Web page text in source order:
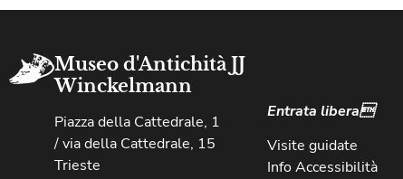
Museo d'Antichità JJ
Winckelmann
Piazza della Cattedrale, 1
/ via della Cattedrale, 15
Trieste
Entrata libera
Visite guidate
Info Accessibilità